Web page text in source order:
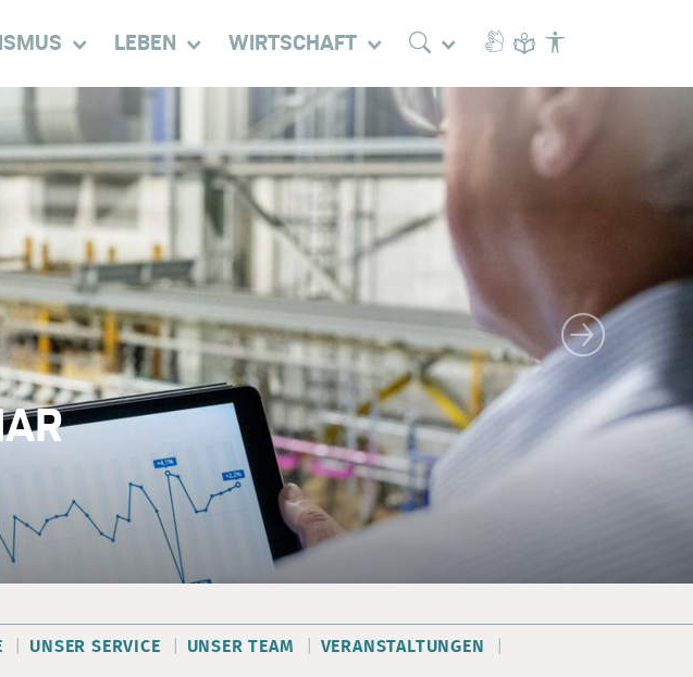
LEBEN WIRTSCHAFT
Nächstes Bild
UNSER SERVICE UNSER TEAM
VERANSTALTUNGEN